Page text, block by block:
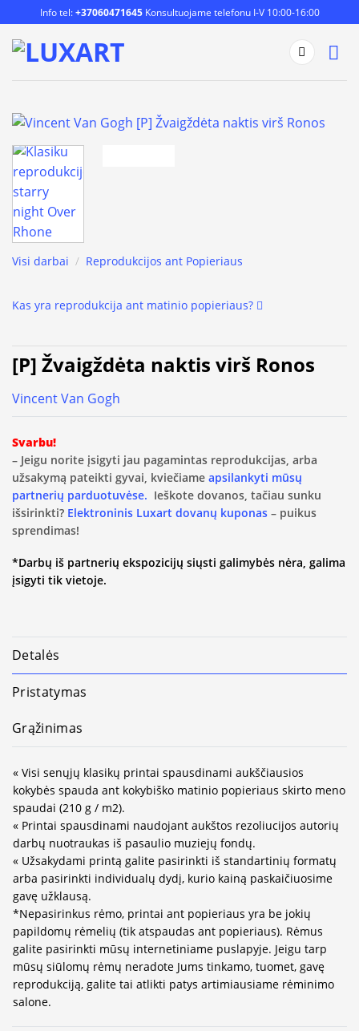
to
content
Info tel:+37060471645Konsultuojame telefonu I-V 10:00-16:00
Visi darbai / Reprodukcijos ant Popieriaus
Kas yra reprodukcija ant matinio popieriaus?
[P] Žvaigždėta naktis virš Ronos
Vincent Van Gogh
Svarbu!
– Jeigu norite įsigyti jau pagamintas reprodukcijas, arba
užsakymą pateikti gyvai, kviečiame apsilankyti mūsų
partnerių parduotuvėse. Ieškote dovanos, tačiau sunku
išsirinkti? Elektroninis Luxart dovanų kuponas – puikus
sprendimas!
*Darbų iš partnerių ekspozicijų siųsti galimybės nėra, galima
įsigyti tik vietoje.
Detalės
Pristatymas
Grąžinimas
« Visi senųjų klasikų printai spausdinami aukščiausios
kokybės spauda ant kokybiško matinio popieriaus skirto meno
spaudai (210 g / m2).
« Printai spausdinami naudojant aukštos rezoliucijos autorių
darbų nuotraukas iš pasaulio muziejų fondų.
« Užsakydami printą galite pasirinkti iš standartinių formatų
arba pasirinkti individualų dydį, kurio kainą paskaičiuosime
gavę užklausą.
*Nepasirinkus rėmo, printai ant popieriaus yra be jokių
papildomų rėmelių (tik atspaudas ant popieriaus). Rėmus
galite pasirinkti mūsų internetiniame puslapyje. Jeigu tarp
mūsų siūlomų rėmų neradote Jums tinkamo, tuomet, gavę
reprodukciją, galite tai atlikti patys artimiausiame rėminimo
salone.